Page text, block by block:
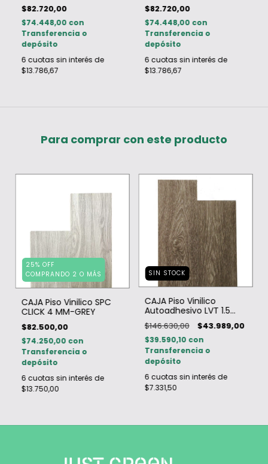
$82.720,00
$74.448,00 con
Transferencia o
depósito
6 cuotas sin interés de
$13.786,67
$82.720,00
$74.448,00 con
Transferencia o
depósito
6 cuotas sin interés de
$13.786,67
Para comprar con este producto
25% OFF
COMPRANDO 2 O MÁS
CAJA Piso Vinilico SPC
CLICK 4 MM-GREY
$82.500,00
$74.250,00 con
Transferencia o
depósito
6 cuotas sin interés de
$13.750,00
SIN STOCK
CAJA Piso Vinilico
Autoadhesivo LVT 1.5
MM-BATU
$146.630,00 $43.989,00
$39.590,10 con
Transferencia o
depósito
6 cuotas sin interés de
$7.331,50